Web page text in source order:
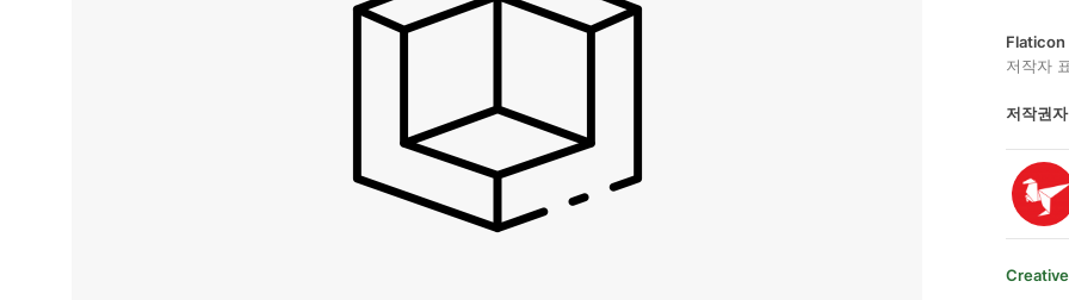
Flaticon
저작자
저작권